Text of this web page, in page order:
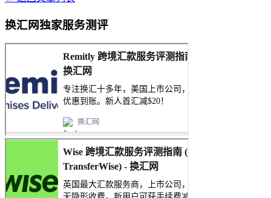
换汇网独家服务测评